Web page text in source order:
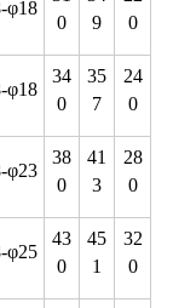
φ18
0
9
0
φ18
34
0
35
7
24
0
φ23
38
0
41
3
28
0
φ25
43
0
45
1
32
0